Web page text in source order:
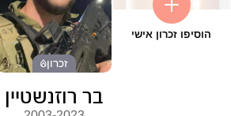
הוסיפו זכרון אישי
זכרון
בר רוזנשטיין